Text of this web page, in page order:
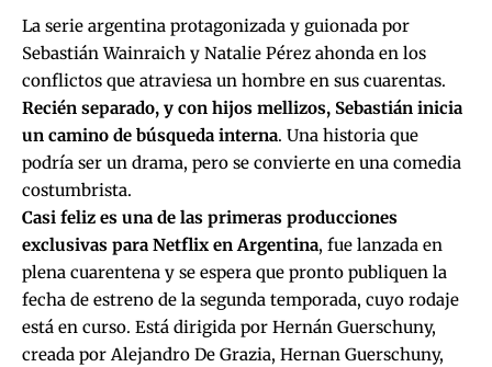
La serie argentina protagonizada y guionada por
Sebastián Wainraich y Natalie Pérez ahonda en los
conflictos que atraviesa un hombre en sus cuarentas.
Recién separado, y con hijos mellizos, Sebastián inicia
un camino de búsqueda interna. Una historia que
podría ser un drama, pero se convierte en una comedia
costumbrista.
Casi feliz es una de las primeras producciones
exclusivas para Netflix en Argentina, fue lanzada en
plena cuarentena y se espera que pronto publiquen la
fecha de estreno de la segunda temporada, cuyo rodaje
está en curso. Está dirigida por Hernán Guerschuny,
creada por Alejandro De Grazia, Hernan Guerschuny,